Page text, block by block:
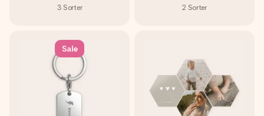
3 Sorter 2 Sorter
Sale